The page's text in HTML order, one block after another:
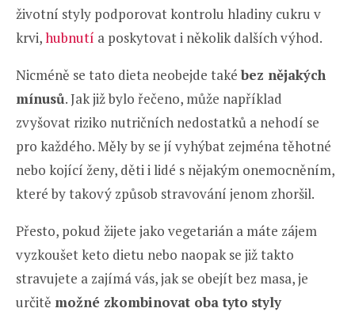
životní styly podporovat kontrolu hladiny cukru v
krvi,hubnutí a poskytovat i několik dalších výhod.
Nicméně se tato dieta neobejde také bez nějakých
mínusů. Jak již bylo řečeno, může například
zvyšovat riziko nutričních nedostatků a nehodí se
pro každého. Měly by se jí vyhýbat zejména těhotné
nebo kojící ženy, děti i lidé s nějakým onemocněním,
které by takový způsob stravování jenom zhoršil.
Přesto, pokud žijete jako vegetarián a máte zájem
vyzkoušet keto dietu nebo naopak se již takto
stravujete a zajímá vás, jak se obejít bez masa, je
určitě možné zkombinovat oba tyto styly